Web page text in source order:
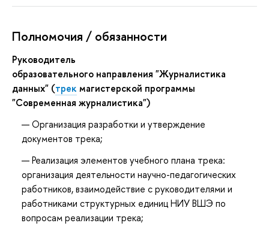
Полномочия / обязанности
Руководитель
образовательного направления "Журналистика
данных" (трек магистерской программы
"Современная журналистика")
Организация разработки и утверждение
документов трека;
Реализация элементов учебного плана трека:
организация деятельности научно-педагогических
работников, взаимодействие с руководителями и
работниками структурных единиц НИУ ВШЭ по
вопросам реализации трека;